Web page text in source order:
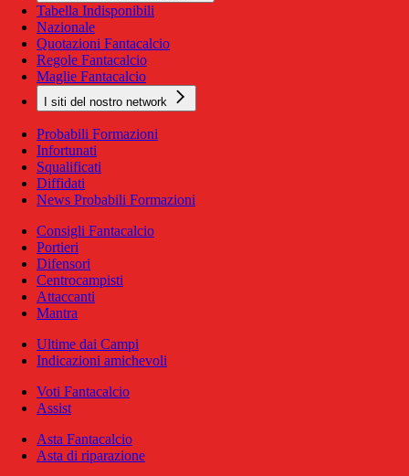
Tabella Indisponibili
Nazionale
Quotazioni Fantacalcio
Regole Fantacalcio
Maglie Fantacalcio
I siti del nostro network
Probabili Formazioni
Infortunati
Squalificati
Diffidati
News Probabili Formazioni
Consigli Fantacalcio
Portieri
Difensori
Centrocampisti
Attaccanti
Mantra
Ultime dai Campi
Indicazioni amichevoli
Voti Fantacalcio
Assist
Asta Fantacalcio
Asta di riparazione